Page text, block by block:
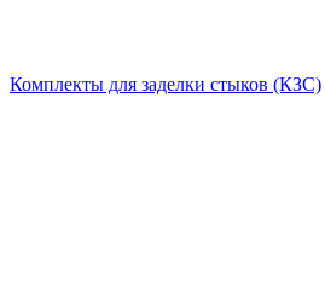
Комплекты для заделки стыков (КЗС)